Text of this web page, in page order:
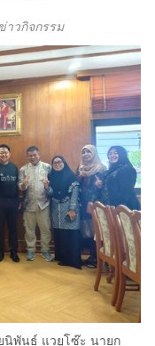
ข่าวกิจกรรม
นิพันธ์ แวยูโซ๊ะ นายก